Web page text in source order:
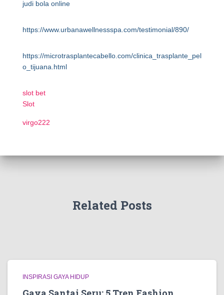
judi bola online
https://www.urbanawellnessspa.com/testimonial/890/
https://microtrasplantecabello.com/clinica_trasplante_pel
o_tijuana.html
slot bet
Slot
virgo222
Related Posts
INSPIRASI GAYA HIDUP